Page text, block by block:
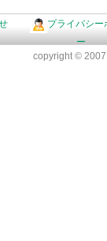
プライバシー
ー
copyright ©